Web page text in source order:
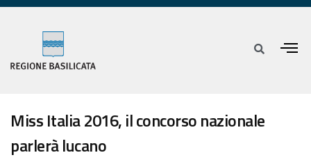
Miss Italia 2016, il concorso nazionale
parlerà lucano